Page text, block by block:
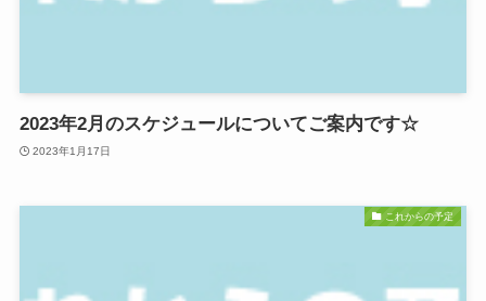
2023年2月のスケジュールについてご案内です☆
2023年1月17日
これからの予定